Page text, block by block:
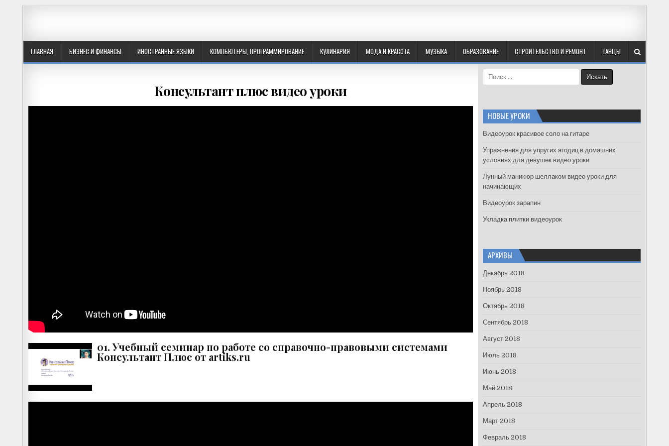
ГЛАВНАЯ БИЗНЕС И ФИНАНСЫ ИНОСТРАННЫЕ ЯЗЫКИ КОМПЬЮТЕРЫ, ПРОГРАММИРОВАНИЕ КУЛИНАРИЯ МОДА И КРАСОТА МУЗЫКА ОБРАЗОВАНИЕ СТРОИТЕЛЬСТВО И РЕМОНТ ТАНЦЫ
Консультант плюс видео уроки
01. Учебный семинар по работе со справочно-правовыми системами
Консультант Плюс от artiks.ru
e
h
f
r
:
НОВЫЕ УРОКИ
Видеоурок красивое соло на гитаре
Упражнения для упругих ягодиц в домашних
условиях для девушек видео уроки
Лунный маникюр шеллаком видео уроки для
начинающих
Видеоурок зарапин
Укладка плитки видеоурок
АРХИВЫ
Декабрь 2018
Ноябрь 2018
Октябрь 2018
Сентябрь 2018
Август 2018
Июль 2018
Июнь 2018
Май 2018
Апрель 2018
Март 2018
Февраль 2018